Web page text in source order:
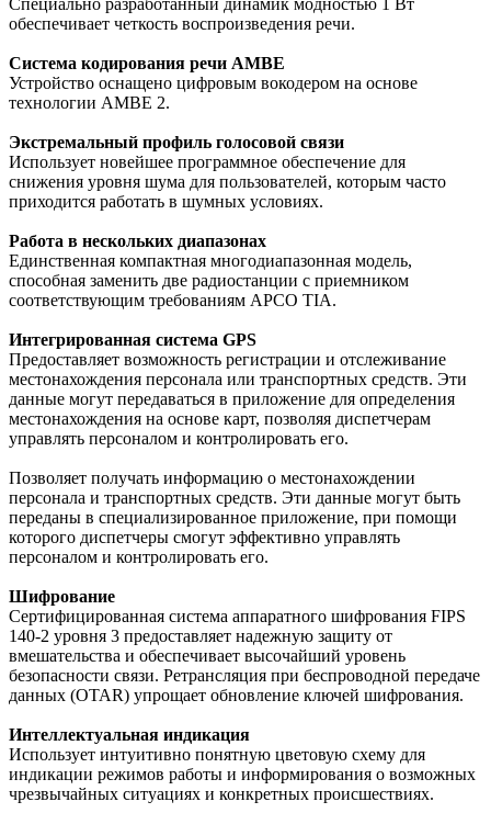
обеспечивает четкость воспроизведения речи.
Система кодирования речи AMBE
Устройство оснащено цифровым вокодером на основе
технологии AMBE 2.
Экстремальный профиль голосовой связи
Использует новейшее программное обеспечение для
снижения уровня шума для пользователей, которым часто
приходится работать в шумных условиях.
Работа в нескольких диапазонах
Единственная компактная многодиапазонная модель,
способная заменить две радиостанции с приемником
соответствующим требованиям APCO TIA.
Интегрированная система GPS
Предоставляет возможность регистрации и отслеживание
местонахождения персонала или транспортных средств. Эти
данные могут передаваться в приложение для определения
местонахождения на основе карт, позволяя диспетчерам
управлять персоналом и контролировать его.
Позволяет получать информацию о местонахождении
персонала и транспортных средств. Эти данные могут быть
переданы в специализированное приложение, при помощи
которого диспетчеры смогут эффективно управлять
персоналом и контролировать его.
Шифрование
Сертифицированная система аппаратного шифрования FIPS
140-2 уровня 3 предоставляет надежную защиту от
вмешательства и обеспечивает высочайший уровень
безопасности связи. Ретрансляция при беспроводной передаче
данных (OTAR) упрощает обновление ключей шифрования.
Интеллектуальная индикация
Использует интуитивно понятную цветовую схему для
индикации режимов работы и информирования о возможных
чрезвычайных ситуациях и конкретных происшествиях.